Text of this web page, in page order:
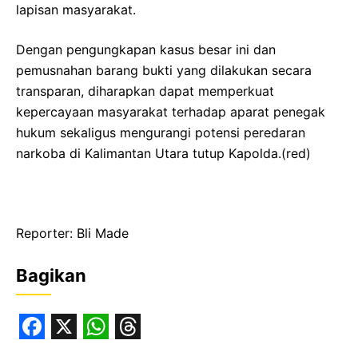
lapisan masyarakat.
Dengan pengungkapan kasus besar ini dan
pemusnahan barang bukti yang dilakukan secara
transparan, diharapkan dapat memperkuat
kepercayaan masyarakat terhadap aparat penegak
hukum sekaligus mengurangi potensi peredaran
narkoba di Kalimantan Utara tutup Kapolda.(red)
‎Reporter: Bli Made
Bagikan